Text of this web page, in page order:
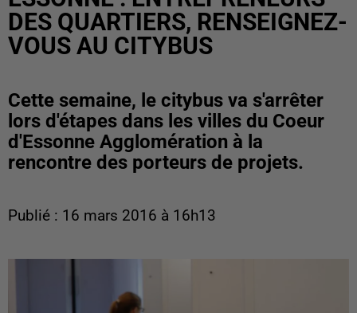
DES QUARTIERS, RENSEIGNEZ-
VOUS AU CITYBUS
Cette semaine, le citybus va s'arrêter
lors d'étapes dans les villes du Coeur
d'Essonne Agglomération à la
rencontre des porteurs de projets.
Publié : 16 mars 2016 à 16h13